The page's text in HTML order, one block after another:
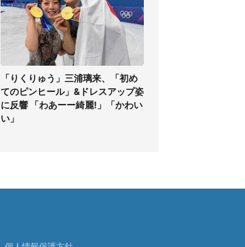
「りくりゅう」三浦璃来、「初め
てのピンヒール」&ドレスアップ姿
に反響 「わあーー綺麗!」「かわい
い」